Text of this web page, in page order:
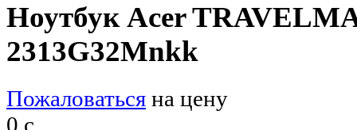
Ноутбук Acer
2313G32Mnkk
Пожаловаться на цену
0 c